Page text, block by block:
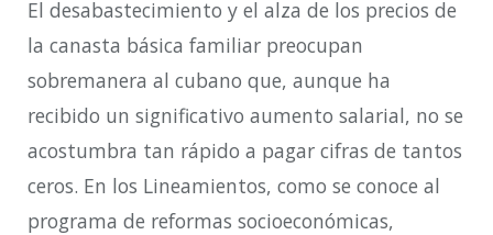
El desabastecimiento y el alza de los precios de
la canasta básica familiar preocupan
sobremanera al cubano que, aunque ha
recibido un significativo aumento salarial, no se
acostumbra tan rápido a pagar cifras de tantos
ceros. En los Lineamientos, como se conoce al
programa de reformas socioeconómicas,